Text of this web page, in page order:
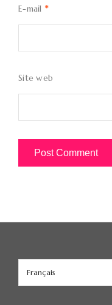
E-mail *
Site web